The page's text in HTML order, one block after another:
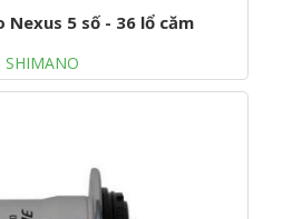
Nexus 5 số - 36 lổ căm
SHIMANO